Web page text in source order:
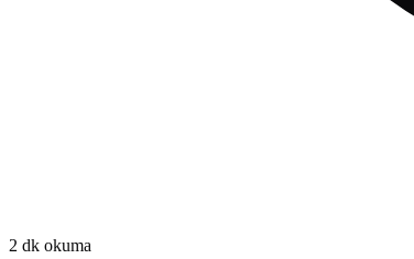
2 dk okuma